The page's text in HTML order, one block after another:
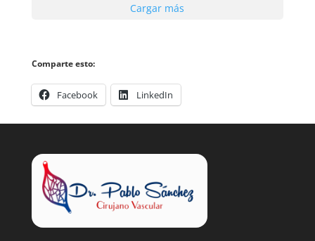
Cargar más
Valora esto page
Comparte esto:
Facebook LinkedIn